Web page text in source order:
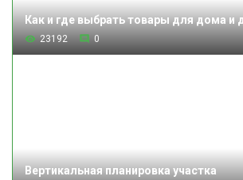
Как и где выбрать товары для дома и
23192 0
Вертикальная планировка участка